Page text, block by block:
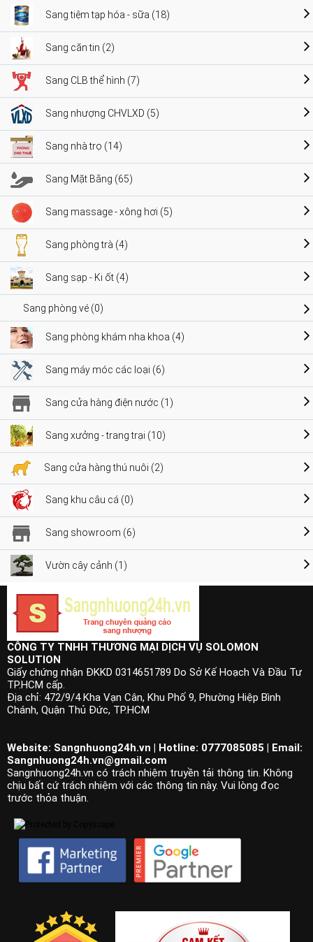
Sang tiệm tạp hóa - sữa (18)
Sang căn tin (2)
Sang CLB thể hình (7)
Sang nhượng CHVLXD (5)
Sang nhà trọ (14)
Sang Mặt Bằng (65)
Sang massage - xông hơi (5)
Sang phòng trà (4)
Sang sạp - Ki ốt (4)
Sang phòng vé (0)
Sang phòng khám nha khoa (4)
Sang máy móc các loại (6)
Sang cửa hàng điện nước (1)
Sang xưởng - trang trại (10)
Sang cửa hàng thú nuôi (2)
Sang khu câu cá (0)
Sang showroom (6)
Vườn cây cảnh (1)
CÔNG TY TNHH THƯƠNG MẠI DỊCH VỤ SOLOMON
SOLUTION
Giấy chứng nhận ĐKKD 0314651789 Do Sở Kế Hoạch Và Đầu Tư
TP.HCM cấp.
Địa chỉ: 472/9/4 Kha Vạn Cân, Khu Phố 9, Phường Hiệp Bình
Chánh, Quận Thủ Đức, TP.HCM
Website: Sangnhuong24h.vn | Hotline: 0777085085 | Email:
Sangnhuong24h.vn@gmail.com
Sangnhuong24h.vn có trách nhiệm truyền tải thông tin. Không
chịu bất cứ trách nhiệm với các thông tin này. Vui lòng đọc
trước thỏa thuận.